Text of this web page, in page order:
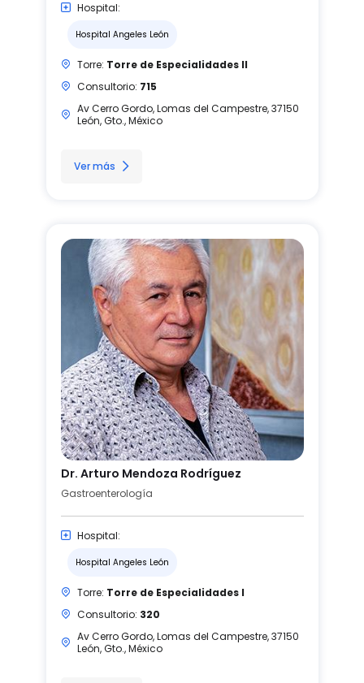
Hospital:
Hospital Angeles León
Torre: Torre de Especialidades II
Consultorio: 715
Av Cerro Gordo, Lomas del Campestre, 37150
León, Gto., México
Ver más
Dr. Arturo Mendoza Rodríguez
Gastroenterología
Hospital:
Hospital Angeles León
Torre: Torre de Especialidades I
Consultorio: 320
Av Cerro Gordo, Lomas del Campestre, 37150
León, Gto., México